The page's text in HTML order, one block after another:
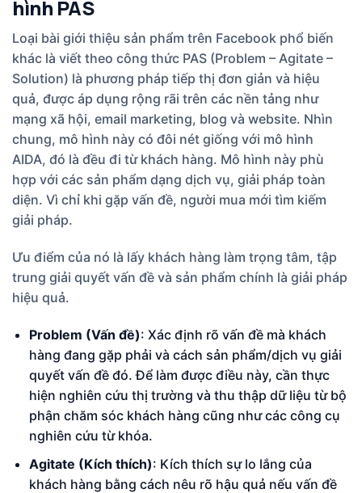
hình PAS
Loại bài giới thiệu sản phẩm trên Facebook phổ biến
khác là viết theo công thức PAS (Problem – Agitate –
Solution) là phương pháp tiếp thị đơn giản và hiệu
quả, được áp dụng rộng rãi trên các nền tảng như
mạng xã hội, email marketing, blog và website. Nhìn
chung, mô hình này có đôi nét giống với mô hình
AIDA, đó là đều đi từ khách hàng. Mô hình này phù
hợp với các sản phẩm dạng dịch vụ, giải pháp toàn
diện. Vì chỉ khi gặp vấn đề, người mua mới tìm kiếm
giải pháp.
Ưu điểm của nó là lấy khách hàng làm trọng tâm, tập
trung giải quyết vấn đề và sản phẩm chính là giải pháp
hiệu quả.
Problem (Vấn đề): Xác định rõ vấn đề mà khách
hàng đang gặp phải và cách sản phẩm/dịch vụ giải
quyết vấn đề đó. Để làm được điều này, cần thực
hiện nghiên cứu thị trường và thu thập dữ liệu từ bộ
phận chăm sóc khách hàng cũng như các công cụ
nghiên cứu từ khóa.
Agitate (Kích thích): Kích thích sự lo lắng của
khách hàng bằng cách nêu rõ hậu quả nếu vấn đề